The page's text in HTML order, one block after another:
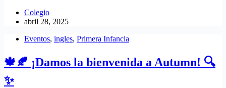
Colegio
abril 28, 2025
Eventos, ingles, Primera Infancia
🍁🍂 ¡Damos la bienvenida a Autumn! 🔍
✨